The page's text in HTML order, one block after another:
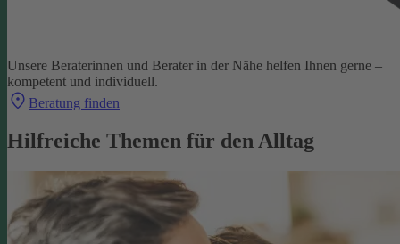
Unsere Beraterinnen und Berater in der Nähe helfen Ihnen gerne –
kompetent und individuell.
Beratung finden
Hilfreiche Themen für den Alltag